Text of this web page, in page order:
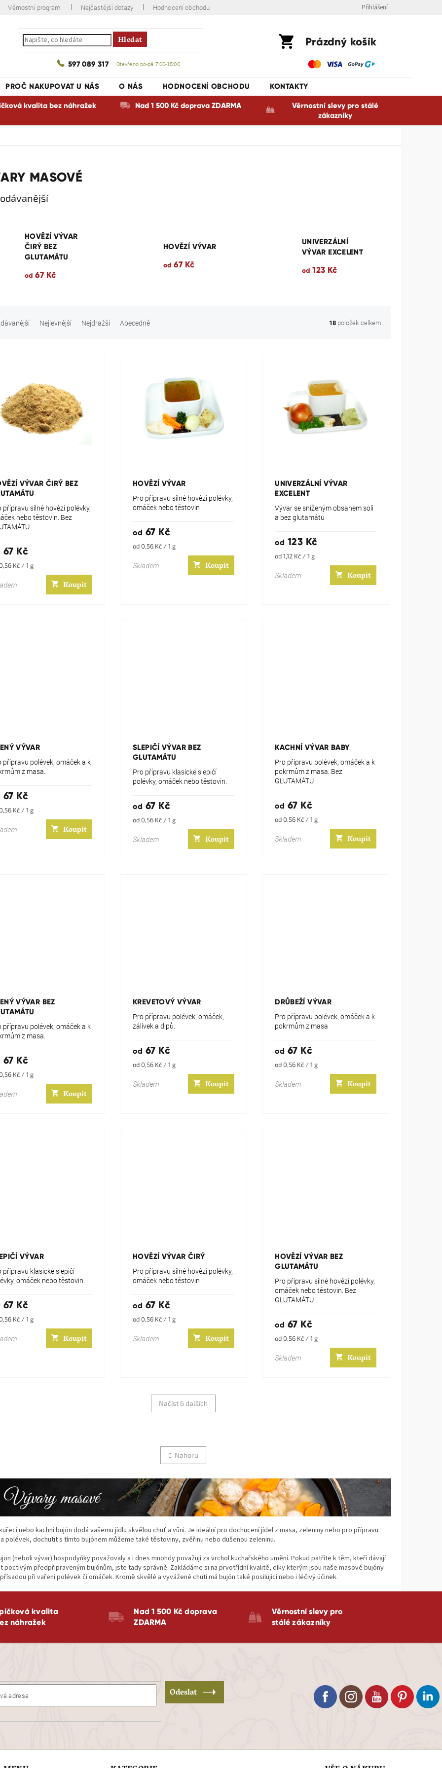
Věrnostní program Nejčastější dotazy Hodnocení obchodu Přihlášení
Hledat
Nákupní
Prázdný košík
597 089 317 Otevřeno po-pá 7:00-15:00
PROČ NAKUPOVAT U NÁS O NÁS HODNOCENÍ OBCHODU KONTAKTY
kvalita bez náhražek Nad 1 500 Kč doprava ZDARMA
Věrnostní slevy pro stálé
zákazníky
MASOVÉ
HOVĚZÍ VÝVAR
ČIRÝ BEZ
GLUTAMÁTU
od 67 Kč
HOVĚZÍ VÝVAR
od 67 Kč
UNIVERZÁLNÍ
VÝVAR EXCELENT
od 123 Kč
Nejlevnější Nejdražší Abecedně 18 položek celkem
VÝVAR ČIRÝ BEZ
přípravu silné hovězí polévky,
nebo těstovin. Bez
67 Kč
Kč / 1 g
Koupit
HOVĚZÍ VÝVAR
produktu
je
5,0
z
Pro přípravu silné hovězí polévky,
omáček nebo těstovin
od 67 Kč
Měrná
od 0,56 Kč / 1 g
Skladem Koupit
UNIVERZÁLNÍ VÝVAR
EXCELENT
produktu
je
5,0
z
5
Vývar se sníženým obsahem soli
a bez glutamátu
od 123 Kč
Měrná
od 1,12 Kč / 1 g
Skladem Koupit
VÝVAR
přípravu polévek, omáček a k
z masa.
67 Kč
Kč / 1 g
Koupit
SLEPIČÍ VÝVAR BEZ
GLUTAMÁTU
produktu
je
5,0
z
5
Pro přípravu klasické slepičí
polévky, omáček nebo těstovin.
od 67 Kč
Měrná
od 0,56 Kč / 1 g
Skladem Koupit
KACHNÍ VÝVAR BABY
Pro přípravu polévek, omáček a k
pokrmům z masa. Bez
GLUTAMÁTU
od 67 Kč
Měrná
od 0,56 Kč / 1 g
Skladem Koupit
VÝVAR BEZ
přípravu polévek, omáček a k
z masa.
67 Kč
Kč / 1 g
Koupit
KREVETOVÝ VÝVAR
Pro přípravu polévek, omáček,
zálivek a dipů.
od 67 Kč
Měrná
od 0,56 Kč / 1 g
Skladem Koupit
DRŮBEŽÍ VÝVAR
produktu
je
5,0
z
Pro přípravu polévek, omáček a k
pokrmům z masa
od 67 Kč
Měrná
od 0,56 Kč / 1 g
Skladem Koupit
VÝVAR
přípravu klasické slepičí
omáček nebo těstovin.
67 Kč
Kč / 1 g
Koupit
HOVĚZÍ VÝVAR ČIRÝ
produktu
je
5,0
z
Pro přípravu silné hovězí polévky,
omáček nebo těstovin
od 67 Kč
Měrná
od 0,56 Kč / 1 g
Skladem Koupit
HOVĚZÍ VÝVAR BEZ
GLUTAMÁTU
Pro přípravu silné hovězí polévky,
omáček nebo těstovin. Bez
GLUTAMÁTU
od 67 Kč
Měrná
od 0,56 Kč / 1 g
Skladem Koupit
l
á
a
c
p
r
v
k
v
ý
p
s
Načíst 6 dalších
Nahoru
nebo kachní bujón dodá vašemu jídlu skvělou chuť a vůni. Je ideální pro dochucení jídel z masa, zeleniny nebo pro přípravu
polévek, dochutit s tímto bujónem můžeme také těstoviny, zvěřinu nebo dušenou zeleninu.
(neboli vývar) hospodyňky považovaly a i dnes mnohdy považují za vrchol kuchařského umění. Pokud patříte k těm, kteří dávají
poctivým předpřipraveným bujónům, jste tady správně. Zakládáme si na prvotřídní kvalitě, díky kterým jsou naše masové bujóny
při vaření polévek či omáček. Kromě skvělé a vyvážené chuti má bujón také posilující nebo i léčivý účinek.
kvalita
náhražek
Nad 1 500 Kč doprava
ZDARMA
Věrnostní slevy pro
stálé zákazníky
Odeslat